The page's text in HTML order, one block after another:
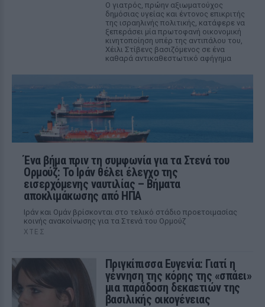
Ο γιατρός, πρώην αξιωματούχος
δημόσιας υγείας και έντονος επικριτής
της ισραηλινής πολιτικής, κατάφερε να
ξεπεράσει μία πρωτοφανή οικονομική
κινητοποίηση υπέρ της αντιπάλου του,
Χέιλι Στίβενς βασιζόμενος σε ένα
καθαρά αντικαθεστωτικό αφήγημα
Ένα βήμα πριν τη συμφωνία για τα Στενά του
Ορμούζ: Το Ιράν θέλει έλεγχο της
εισερχόμενης ναυτιλίας – Βήματα
αποκλιμάκωσης από ΗΠΑ
Ιράν και Ομάν βρίσκονται στο τελικό στάδιο προετοιμασίας
κοινής ανακοίνωσης για τα Στενά του Ορμούζ
ΧΤΕΣ
Πριγκίπισσα Ευγενία: Γιατί η
γέννηση της κόρης της «σπάει»
μια παράδοση δεκαετιών της
βασιλικής οικογένειας